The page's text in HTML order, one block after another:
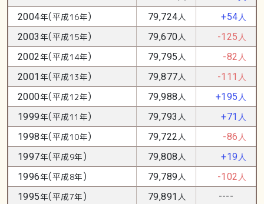
2004年(平成16年) 79,724人 +54人
2003年(平成15年) 79,670人 -125 人
2002年(平成14年) 79,795人 -82 人
2001 年(平成13年) 79,877人 -111 人
2000年(平成12年) 79,988人 +195 人
1999年(平成11年) 79,793人 +71 人
1998年(平成10年) 79,722人 -86 人
1997年(平成9年) 79,808人 +19 人
1996年(平成8年) 79,789人 -102 人
1995年(平成7年) 79,891 人 ----